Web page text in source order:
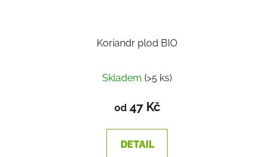
Koriandr plod BIO
hodnocení
produktu
je
1,7
z
Skladem (>5 ks)
od47 Kč
DETAIL